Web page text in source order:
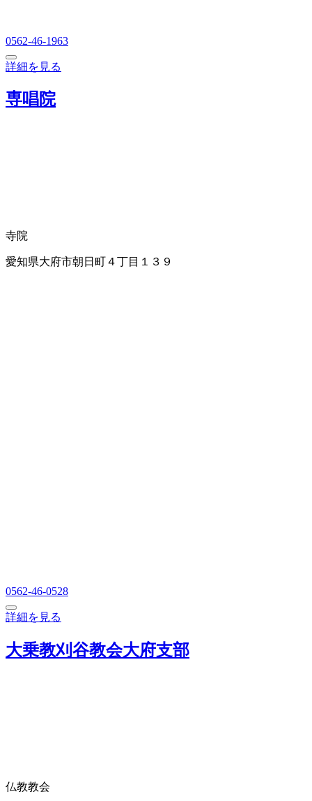
0562-46-1963
詳細を見る
専唱院
寺院
愛知県大府市朝日町４丁目１３９
0562-46-0528
詳細を見る
大乗教刈谷教会大府支部
仏教教会